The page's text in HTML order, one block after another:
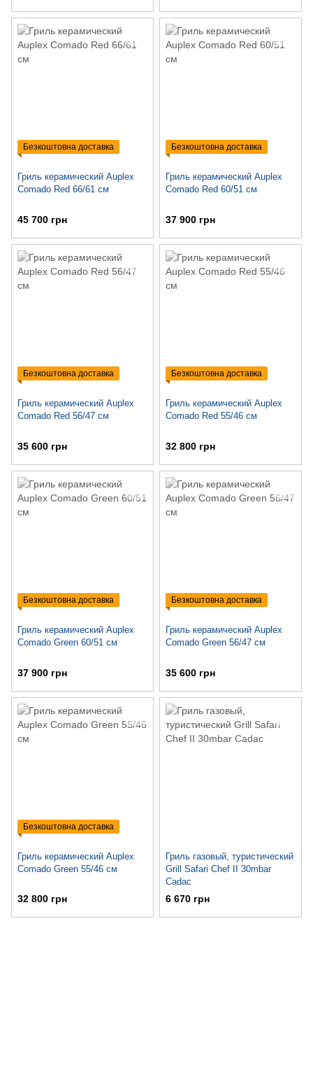
Безкоштовна доставка
Гриль керамический Auplex
Comado Red 66/61 см
45 700 грн
Безкоштовна доставка
Гриль керамический Auplex
Comado Red 60/51 см
37 900 грн
Безкоштовна доставка
Гриль керамический Auplex
Comado Red 56/47 см
35 600 грн
Безкоштовна доставка
Гриль керамический Auplex
Comado Red 55/46 см
32 800 грн
Безкоштовна доставка
Гриль керамический Auplex
Comado Green 60/51 см
37 900 грн
Безкоштовна доставка
Гриль керамический Auplex
Comado Green 56/47 см
35 600 грн
Безкоштовна доставка
Гриль керамический Auplex
Comado Green 55/46 см
32 800 грн
Гриль газовый, туристический
Grill Safari Chef II 30mbar
Cadac
6 670 грн